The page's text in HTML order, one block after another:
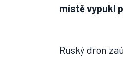
místě vypukl
Ruský dron